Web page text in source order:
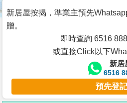
谷
按
客
新居屋按揭，準業主預先
贈。
即時查詢 6516
或直接Click以下
新居
6516
預先登記